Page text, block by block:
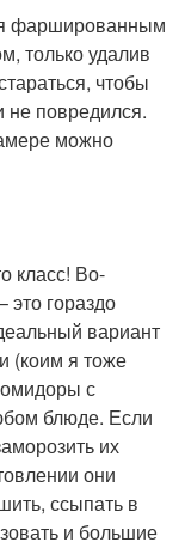
фаршированным
только удалив
чтобы
не повредился.
можно
класс! Во-
гораздо
вариант
(коим я тоже
с
блюде. Если
их
они
ссыпать в
и большие